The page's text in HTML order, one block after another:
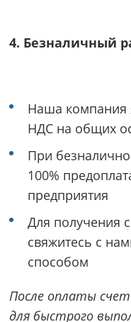
4. Безналичный
Наша компания
НДС на общих
При
100%
предприятия
Для получения
свяжитесь с
способом
После оплаты
для быстрого